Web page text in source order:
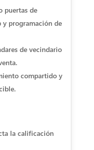
puertas de
y programación de
de vecindario
compartido y
la calificación